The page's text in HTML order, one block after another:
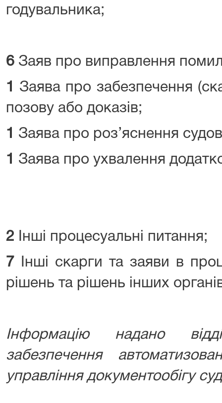
годувальника;
6 Заяв про виправлення
1
Заява про забезпечення
позову або доказів;
1
Заява про роз’яснення
1
Заява про ухвалення
2
Інші процесуальні питання;
7 Інші скарги та заяви в
рішень та рішень інших
Інформацію надано
забезпечення
управління документообігу